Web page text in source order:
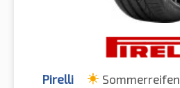
Pirelli Sommerreifen